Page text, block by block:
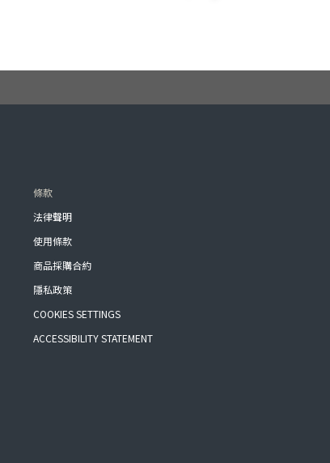
條款
法律聲明
使用條款
商品採購合約
隱私政策
COOKIES SETTINGS
ACCESSIBILITY STATEMENT